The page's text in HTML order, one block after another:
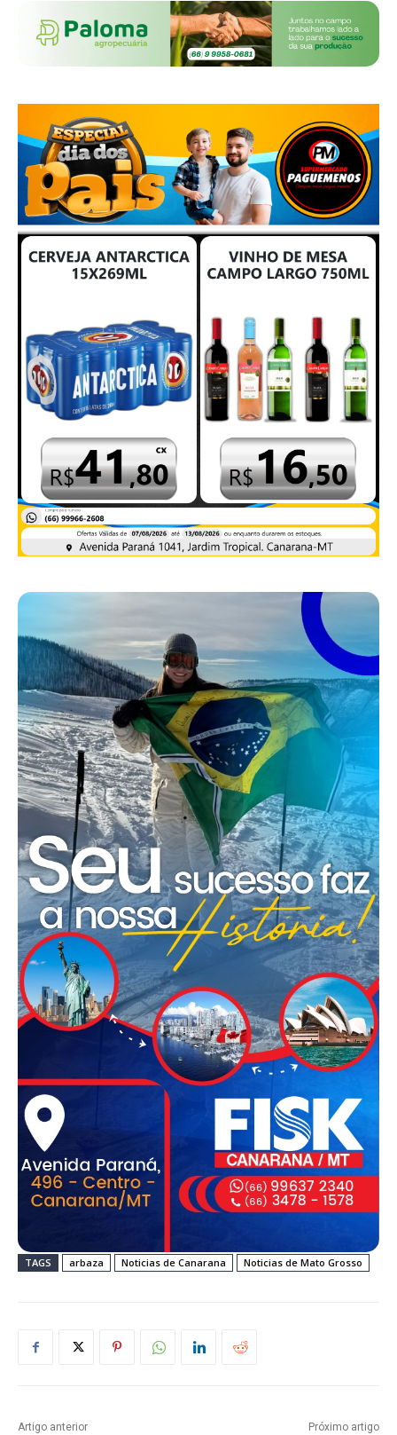
TAGS arbaza Noticias de Canarana Noticias de Mato Grosso
Artigo anterior Próximo artigo